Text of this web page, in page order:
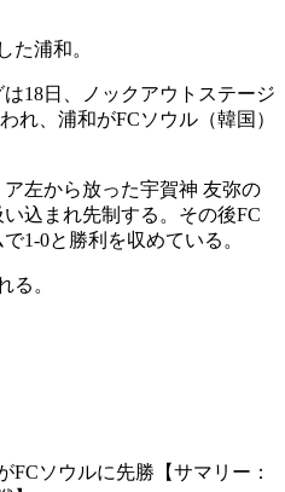
た浦和。
18日、ノックアウトステージ
れ、浦和がFCソウル（韓国）
左から放った宇賀神 友弥の
込まれ先制する。その後FC
1-0と勝利を収めている。
る。
FCソウルに先勝【サマリー：